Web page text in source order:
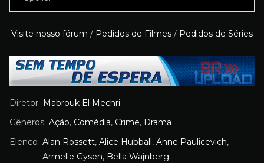
Visite nosso fórum / Pedidos de Filmes / Pedidos de Séries
Diretor
Mabrouk El Mechri
Gêneros Ação, Comédia, Crime, Drama
Elenco Alan Rossett, Alice Hubball , Anne Paulicevich,
Armelle Gysen, Bella Wajnberg